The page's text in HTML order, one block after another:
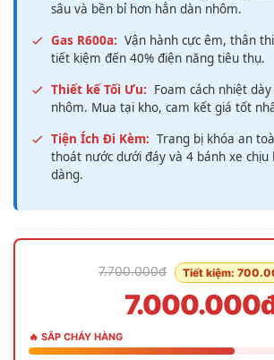
sâu và bền bỉ hơn hẳn dàn nhôm.
Gas R600a: Vận hành cực êm, thân
tiết kiệm đến 40% điện năng tiêu thụ.
Thiết kế Tối Ưu: Foam cách nhiệt
nhôm. Mua tại kho, cam kết giá tốt
Tiện Ích Đi Kèm: Trang bị khóa an
thoát nước dưới đáy và 4 bánh xe chịu
dàng.
7.700.000đ Tiết kiệm:
🔥 SẮP CHÁY HÀNG